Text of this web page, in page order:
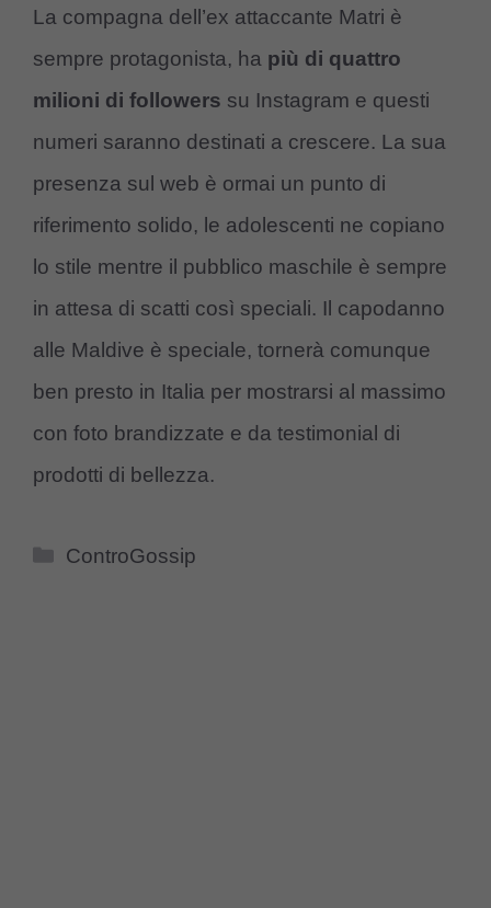
La compagna dell’ex attaccante Matri è
sempre protagonista, ha più di quattro
milioni di followers su Instagram e questi
numeri saranno destinati a crescere. La sua
presenza sul web è ormai un punto di
riferimento solido, le adolescenti ne copiano
lo stile mentre il pubblico maschile è sempre
in attesa di scatti così speciali. Il capodanno
alle Maldive è speciale, tornerà comunque
ben presto in Italia per mostrarsi al massimo
con foto brandizzate e da testimonial di
prodotti di bellezza.
Categorie
ControGossip